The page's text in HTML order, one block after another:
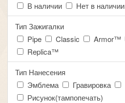
В наличии
Нет в наличии
Тип Зажигалки
Pipe
Classic Armor™
Replica™
Тип Нанесения
Эмблема
Гравировка
Рисунок(тампопечать)